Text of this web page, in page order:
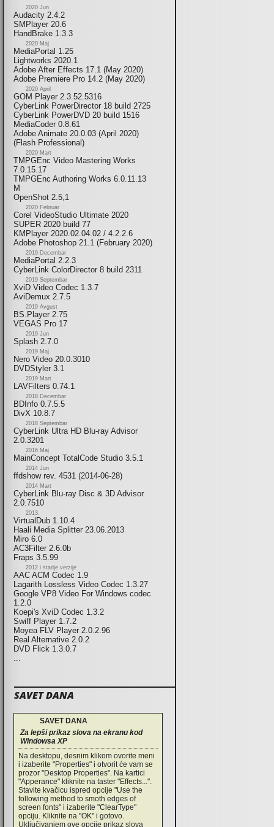
2020 Jun
Audacity 2.4.2
SMPlayer 20.6
HandBrake 1.3.3
2020 Maj
MediaPortal 1.25
Lightworks 2020.1
Adobe After Effects 17.1 (May 2020)
Adobe Premiere Pro 14.2 (May 2020)
2020 April
GOM Player 2.3.52.5316
CyberLink PowerDirector 18 build 2725
CyberLink PowerDVD 20 build 1516
MediaCoder 0.8.61
Adobe Animate 20.0.03 (April 2020)
(Flash Professional)
2020 Mart
TMPGEnc Video Mastering Works
7.0.15.17
TMPGEnc Authoring Works 6.0.11.13
M
OpenShot 2.5,1
2020 Februar
Corel VideoStudio Ultimate 2020
SUPER 2020 build 77
KMPlayer 2020.02.04.02 / 4.2.2.6
Adobe Photoshop 21.1 (February 2020)
2019 Decembar
MediaPortal 2.2.3
CyberLink ColorDirector 8 build 2311
2019 Septembar
XviD Video Codec 1.3.7
AviDemux 2.7.5
2019 Avgust
BS.Player 2.75
VEGAS Pro 17
2019 Jun
Splash 2.7.0
2019 Maj
Nero Video 20.0.3010
DVDStyler 3.1
2019 Mart
LAVFilters 0.74.1
2018 Decembar
BDInfo 0.7.5.5
DivX 10.8.7
2018 Septembar
CyberLink Ultra HD Blu-ray Advisor
2.0.3201
2016 Maj
MainConcept TotalCode Studio 3.5.1
2014 Jun
ffdshow rev. 4531 (2014-06-28)
2014 Mart
CyberLink Blu-ray Disc & 3D Advisor
2.0.7510
2013.
VirtualDub 1.10.4
Haali Media Splitter 23.06.2013
Miro 6.0
AC3Filter 2.6.0b
Fraps 3.5.99
2012 i starije verzije
AAC ACM Codec 1.9
Lagarith Lossless Video Codec 1.3.27
Google VP8 Video For Windows codec
1.2.0
Koepi's XviD Codec 1.3.2
Swiff Player 1.7.2
Moyea FLV Player 2.0.2.96
Real Alternative 2.0.2
DVD Flick 1.3.0.7
...
SAVET DANA
SAVET DANA
Za lepši prikaz slova na ekranu kod
Windowsa XP
Na desktopu, desnim klikom ovorite meni
i izaberite "Properties" i otvorit će vam se
prozor "Desktop Properties". Na kartici
"Apperance" kliknite na taster "Effects...".
Stavite kvačicu ispred opcije "Use the
following method to smoth edges of
screen fonts" i izaberite "ClearType"
opciju. Kliknite na "OK" i gotovo.
Uključivanjem ove opcije prikaz slova